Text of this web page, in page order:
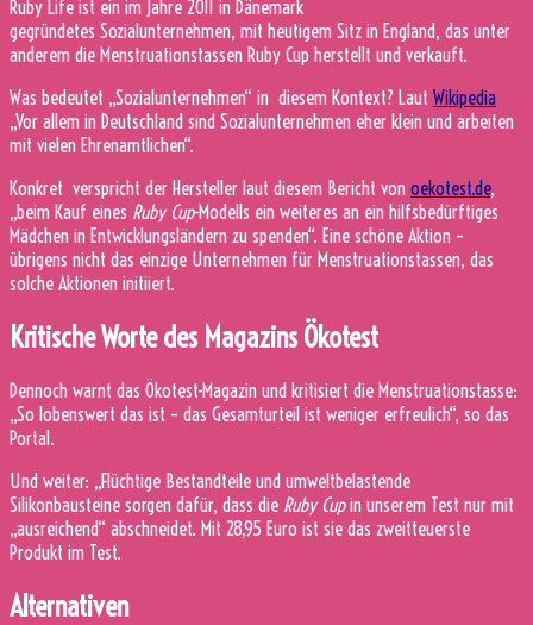
Ruby Life ist ein im Jahre 2011 in Dänemark
gegründetes Sozialunternehmen, mit heutigem Sitz in England, das unter
anderem die Menstruationstassen Ruby Cup herstellt und verkauft.
Was bedeutet „Sozialunternehmen“ in diesem Kontext? Laut Wikipedia
„Vor allem in Deutschland sind Sozialunternehmen eher klein und arbeiten
mit vielen Ehrenamtlichen“.
Konkret verspricht der Hersteller laut diesem Bericht von oekotest.de,
„beim Kauf eines Ruby Cup-Modells ein weiteres an ein hilfsbedürftiges
Mädchen in Entwicklungsländern zu spenden“. Eine schöne Aktion –
übrigens nicht das einzige Unternehmen für Menstruationstassen, das
solche Aktionen initiiert.
Kritische Worte des Magazins Ökotest
Dennoch warnt das Ökotest-Magazin und kritisiert die Menstruationstasse:
„So lobenswert das ist – das Gesamturteil ist weniger erfreulich“, so das
Portal.
Und weiter: „Flüchtige Bestandteile und umweltbelastende
Silikonbausteine sorgen dafür, dass die Ruby Cupin unserem Test nur mit
„ausreichend“ abschneidet. Mit 28,95 Euro ist sie das zweitteuerste
Produkt im Test.
Alternativen